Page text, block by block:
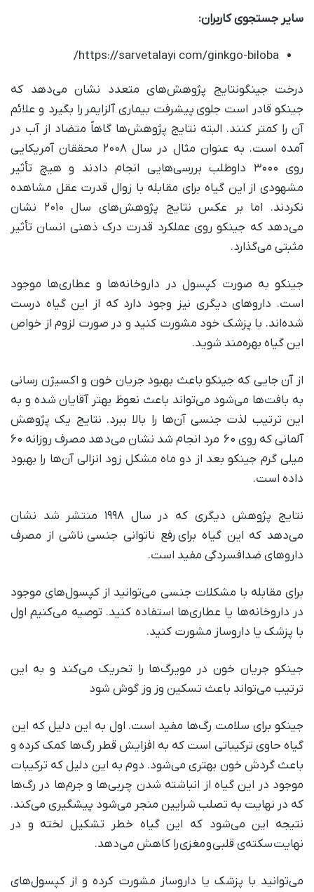
سایر جستجوی کاربران:
https://sarvetalayi com/ginkgo-biloba/
درخت جینگونتایج پژوهش‌های متعدد نشان می‌دهد که
جینکو قادر است جلوی پیشرفت بیماری آلزایمر را بگیرد و علائم
آن را کمتر کنند. البته نتایج پژوهش‌ها گاهاً متضاد از آب در
آمده است. به عنوان مثال در سال ۲۰۰۸ محققان آمریکایی
روی ۳۰۰۰ داوطلب بررسی‌هایی انجام دادند و هیچ تأثیر
مشهودی از این گیاه برای مقابله با زوال قدرت عقل مشاهده
نکردند. اما بر عکس نتایج پژوهش‌های سال ۲۰۱۰ نشان
می‌دهد که جینکو روی عملکرد قدرت درک ذهنی انسان تأثیر
مثبتی می‌گذارد.
جینکو به صورت کپسول در داروخانه‌ها و عطاری‌ها موجود
است. داروهای دیگری نیز وجود دارد که از این گیاه درست
شده‌اند. با پزشک خود مشورت کنید و در صورت لزوم از خواص
این گیاه بهره‌مند شوید.
از آن جایی که جینکو باعث بهبود جریان خون و اکسیژن رسانی
به بافت‌ها می‌شود می‌تواند باعث نعوظ بهتر آقایان شده و به
این ترتیب لذت جنسی آن‌ها را بالا ببرد. نتایج یک پژوهش
آلمانی که روی ۶۰ مرد انجام شد نشان می‌دهد مصرف روزانه ۶۰
میلی گرم جینکو بعد از دو ماه مشکل زود انزالی آن‌ها را بهبود
داده است.
نتایج پژوهش دیگری که در سال ۱۹۹۸ منتشر شد نشان
می‌دهد که این گیاه برای رفع ناتوانی جنسی ناشی از مصرف
داروهای ضدافسردگی مفید است.
برای مقابله با مشکلات جنسی می‌توانید از کپسول‌های موجود
در داروخانه‌ها یا عطاری‌ها استفاده کنید. توصیه می‌کنیم اول
با پزشک یا داروساز مشورت کنید.
جینکو جریان خون در مویرگ‌ها را تحریک می‌کند و به این
ترتیب می‌تواند باعث تسکین وز وز گوش شود
جینکو برای سلامت رگ‌ها مفید است. اول به این دلیل که این
گیاه حاوی ترکیباتی است که به افزایش قطر رگ‌ها کمک کرده و
باعث گردش خون بهتری می‌شود. دوم به این دلیل که ترکیبات
موجود در این گیاه از انباشته شدن چربی‌ها و جرم‌ها در رگ‌ها
که در نهایت به تصلب شرایین منجر می‌شود پیشگیری می‌کند.
نتیجه این می‌شود که این گیاه خطر تشکیل لخته و در
نهایت سکته‌ی قلبی و مغزی را کاهش می‌دهد.
می‌توانید با پزشک یا داروساز مشورت کرده و از کپسول‌های